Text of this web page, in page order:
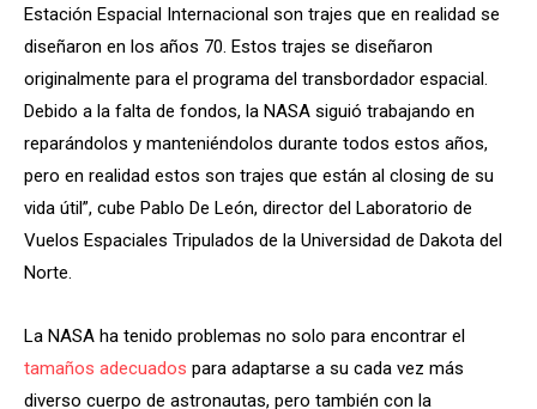
Estación Espacial Internacional son trajes que en realidad se
diseñaron en los años 70. Estos trajes se diseñaron
originalmente para el programa del transbordador espacial.
Debido a la falta de fondos, la NASA siguió trabajando en
reparándolos y manteniéndolos durante todos estos años,
pero en realidad estos son trajes que están al closing de su
vida útil”, cube Pablo De León, director del Laboratorio de
Vuelos Espaciales Tripulados de la Universidad de Dakota del
Norte.
La NASA ha tenido problemas no solo para encontrar el
tamaños adecuados para adaptarse a su cada vez más
diverso cuerpo de astronautas, pero también con la